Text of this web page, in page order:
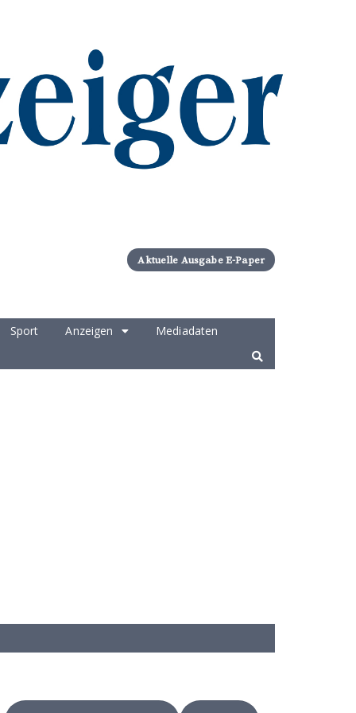
Aktuelle Ausgabe E-Paper
Sport Anzeigen
Mediadaten